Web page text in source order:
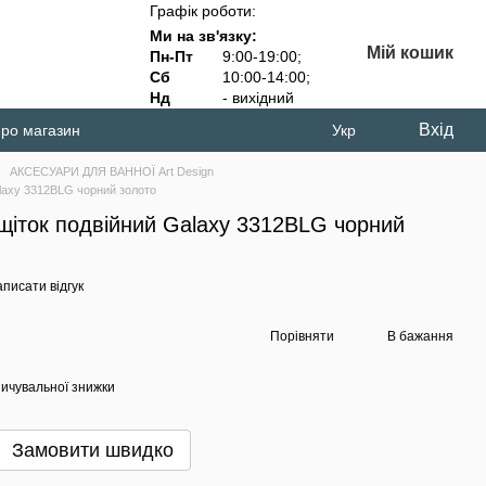
Графік роботи:
Ми на зв'язку:
Пн-Пт
9:00-19:00;
Сб
10:00-14:00;
Нд
- вихідний
Мій кошик
магазин
Укр Вхід
АКСЕСУАРИ ДЛЯ ВАННОЇ Art Design
3312BLG чорний золото
подвійний Galaxy 3312BLG чорний
відгук
Порівняти В бажання
знижки
Замовити швидко